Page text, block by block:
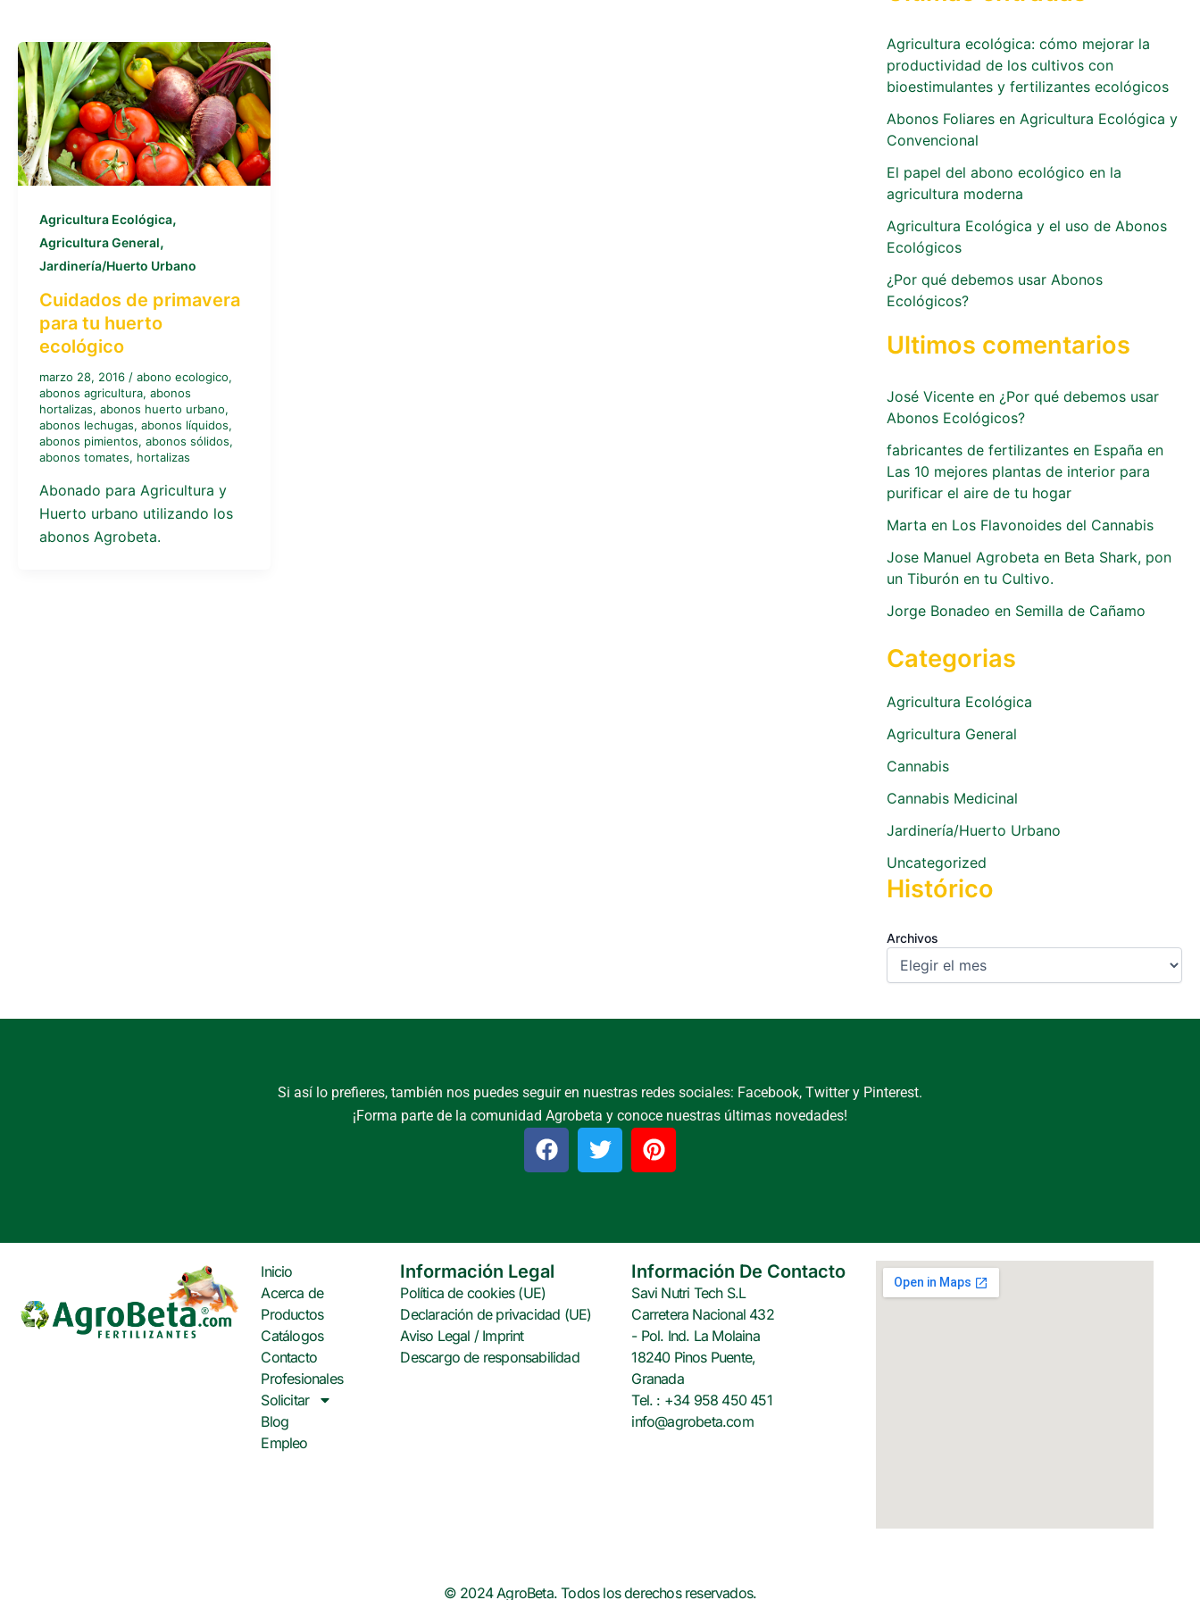
Agricultura Ecológica,
Agricultura General,
Jardinería/Huerto Urbano
Cuidados de primavera
para tu huerto
ecológico
marzo 28, 2016 / abono ecologico,
abonos agricultura, abonos
hortalizas, abonos huerto urbano,
abonos lechugas, abonos líquidos,
abonos pimientos, abonos sólidos,
abonos tomates, hortalizas
Abonado para Agricultura y
Huerto urbano utilizando los
abonos Agrobeta.
Agricultura ecológica: cómo mejorar la
productividad de los cultivos con
bioestimulantes y fertilizantes ecológicos
Abonos Foliares en Agricultura Ecológica y
Convencional
El papel del abono ecológico en la
agricultura moderna
Agricultura Ecológica y el uso de Abonos
Ecológicos
¿Por qué debemos usar Abonos
Ecológicos?
Ultimos comentarios
José Vicenteen ¿Por qué debemos usar
Abonos Ecológicos?
fabricantes de fertilizantes en España en
Las 10 mejores plantas de interior para
purificar el aire de tu hogar
Marta en Los Flavonoides del Cannabis
Jose Manuel Agrobeta en Beta Shark, pon
un Tiburón en tu Cultivo.
Jorge Bonadeo en Semilla de Cañamo
Categorias
Agricultura Ecológica
Agricultura General
Cannabis
Cannabis Medicinal
Jardinería/Huerto Urbano
Uncategorized
Histórico
Archivos
Si así lo prefieres, también nos puedes seguir en nuestras redes sociales: Facebook, Twitter y Pinterest.
¡Forma parte de la comunidad Agrobeta y conoce nuestras últimas novedades!
F
a
o
o
k
T
w
e
P
i
r
e
s
t
Inicio
Acerca de
Productos
Catálogos
Contacto
Profesionales
Solicitar
Blog
Empleo
Información Legal
Política de cookies (UE)
Declaración de privacidad (UE)
Aviso Legal / Imprint
Descargo de responsabilidad
Información De Contacto
Savi Nutri Tech S.L
Carretera Nacional 432
- Pol. Ind. La Molaina
18240 Pinos Puente,
Granada
Tel. : +34 958 450 451
info@agrobeta.com
© 2024 AgroBeta. Todos los derechos reservados.